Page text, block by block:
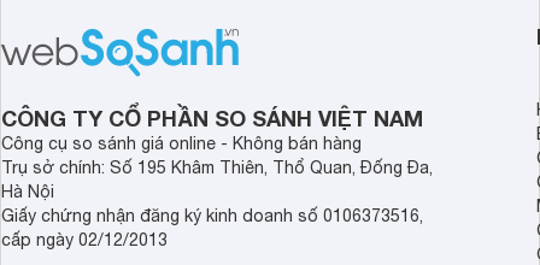
triệu đồng.
thể đưa ra quyết
CÔNG TY CỔ PHẦN SO SÁNH VIỆT NAM
Công cụ so sánh giá online - Không bán hàng
Trụ sở chính: Số 195 Khâm Thiên, Thổ Quan, Đống Đa,
Hà Nội
Giấy chứng nhận đăng ký kinh doanh số 0106373516,
cấp ngày 02/12/2013